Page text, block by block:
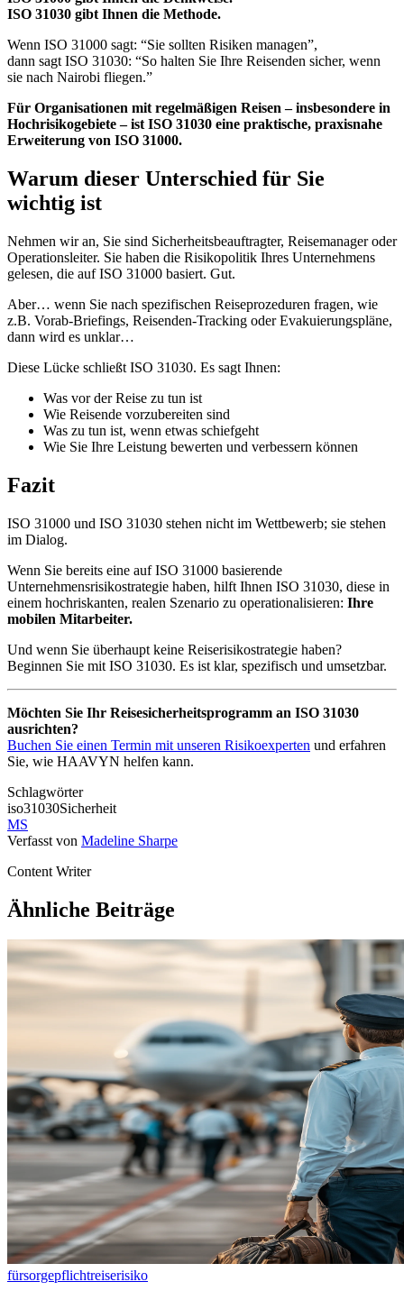
ISO 31030 gibt Ihnen die Methode.
Wenn ISO 31000 sagt: “Sie sollten Risiken managen”,
dann sagt ISO 31030: “So halten Sie Ihre Reisenden sicher, wenn
sie nach Nairobi fliegen.”
Für Organisationen mit regelmäßigen Reisen – insbesondere in
Hochrisikogebiete – ist ISO 31030 eine praktische, praxisnahe
Erweiterung von ISO 31000.
Warum dieser Unterschied für Sie
wichtig ist
Nehmen wir an, Sie sind Sicherheitsbeauftragter, Reisemanager oder
Operationsleiter. Sie haben die Risikopolitik Ihres Unternehmens
gelesen, die auf ISO 31000 basiert. Gut.
Aber… wenn Sie nach spezifischen Reiseprozeduren fragen, wie
z.B. Vorab-Briefings, Reisenden-Tracking oder Evakuierungspläne,
dann wird es unklar…
Diese Lücke schließt ISO 31030. Es sagt Ihnen:
Was vor der Reise zu tun ist
Wie Reisende vorzubereiten sind
Was zu tun ist, wenn etwas schiefgeht
Wie Sie Ihre Leistung bewerten und verbessern können
Fazit
ISO 31000 und ISO 31030 stehen nicht im Wettbewerb; sie stehen
im Dialog.
Wenn Sie bereits eine auf ISO 31000 basierende
Unternehmensrisikostrategie haben, hilft Ihnen ISO 31030, diese in
einem hochriskanten, realen Szenario zu operationalisieren: Ihre
mobilen Mitarbeiter.
Und wenn Sie überhaupt keine Reiserisikostrategie haben?
Beginnen Sie mit ISO 31030. Es ist klar, spezifisch und umsetzbar.
Möchten Sie Ihr Reisesicherheitsprogramm an ISO 31030
ausrichten?
Buchen Sie einen Termin mit unseren Risikoexperten und erfahren
Sie, wie HAAVYN helfen kann.
Schlagwörter
iso31030Sicherheit
MS
Verfasst von Madeline Sharpe
Content Writer
Ähnliche Beiträge
fürsorgepflichtreiserisiko